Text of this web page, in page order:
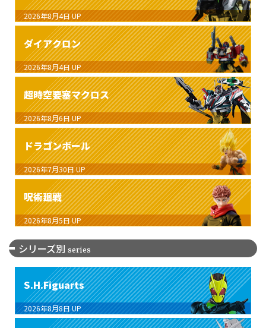
2026年8月4日 UP
ダイアクロン
2026年8月4日 UP
超時空要塞マクロス
2026年8月6日 UP
ドラゴンボール
2026年7月30日 UP
呪術廻戦
2026年8月5日 UP
シリーズ別 series
S.H.Figuarts
2026年8月8日 UP